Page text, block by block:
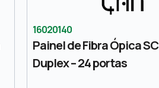
16020140
Painel de Fibra Ópica SC
Duplex – 24 portas